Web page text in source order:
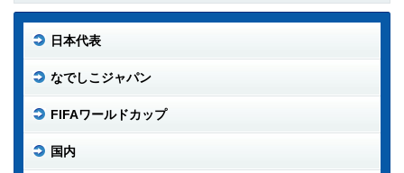
日本代表
なでしこジャパン
FIFAワールドカップ
国内